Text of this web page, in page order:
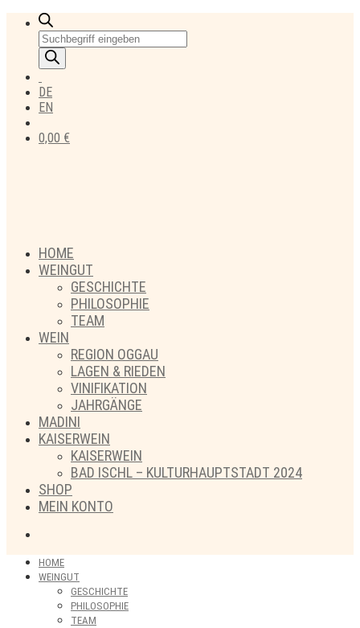
Products
search
DE
EN
0,00 €
HOME
WEINGUT
GESCHICHTE
PHILOSOPHIE
TEAM
WEIN
REGION OGGAU
LAGEN & RIEDEN
VINIFIKATION
JAHRGÄNGE
MADINI
KAISERWEIN
KAISERWEIN
BAD ISCHL – KULTURHAUPTSTADT 2024
SHOP
MEIN KONTO
HOME
WEINGUT
GESCHICHTE
PHILOSOPHIE
TEAM